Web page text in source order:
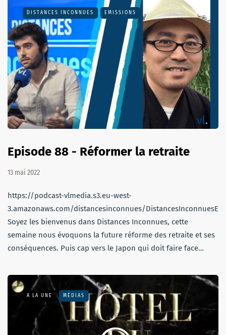
DISTANCES INCONNUES EMISSIONS
Episode 88 - Réformer la retraite
13 mai 2022
https://podcast-vlmedia.s3.eu-west-
3.amazonaws.com/distancesinconnues/
Soyez les bienvenus dans Distances Inconnues, cette
semaine nous évoquons la future réforme des retraite et ses
conséquences. Puis cap vers le Japon qui doit faire face…
A LA UNE MÉDIAS